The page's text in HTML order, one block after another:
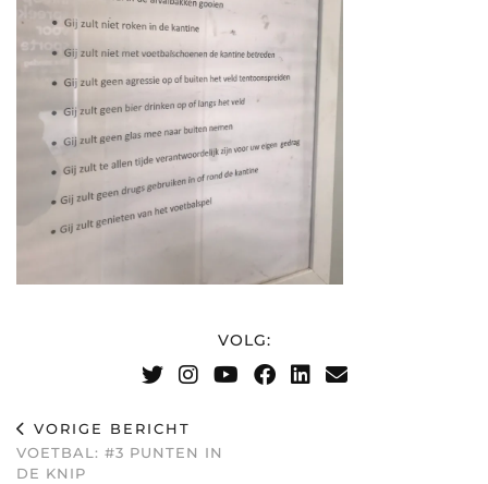
VOLG:
VORIGE BERICHT
VOETBAL: #3 PUNTEN IN
DE KNIP